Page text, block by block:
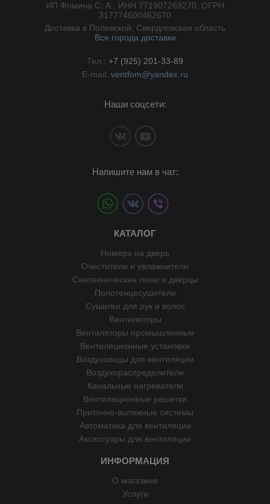
ИП Фомина С. А., ИНН 771907269270, ОГРН
317774600462670
Доставка в Полевской, Свердловская область
Все города доставки
Тел.: +7 (925) 201-33-89
E-mail: ventfom@yandex.ru
Наши соцсети:
Напишите нам в чат:
КАТАЛОГ
Номера на дверь
Очистители и увлажнители
Сантехнические люки и дверцы
Полотенцесушители
Сушилки для рук и волос
Вентиляторы
Вентиляторы промышленные
Вентиляционные установки
Воздуховоды для вентиляции
Воздухораспределители
Канальные нагреватели
Вентиляционные решетки
Приточно-вытяжные системы
Автоматика для вентиляции
Аксессуары для вентиляции
ИНФОРМАЦИЯ
О магазине
Услуги